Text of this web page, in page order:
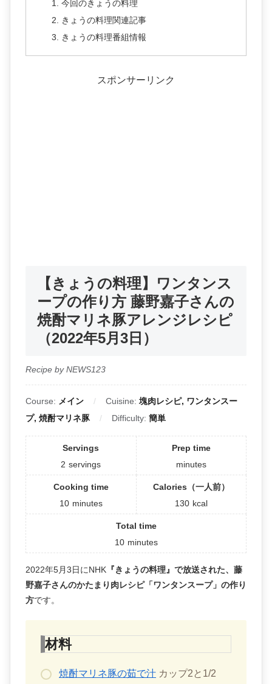
今回のきょうの料理
きょうの料理関連記事
きょうの料理番組情報
スポンサーリンク
【きょうの料理】ワンタンス
ープの作り方 藤野嘉子さんの
焼酎マリネ豚アレンジレシピ
（2022年5月3日）
Recipe by NEWS123
Course: メイン Cuisine: 塊肉レシピ, ワンタンスー
プ, 焼酎マリネ豚
Difficulty: 簡単
Servings
2 servings
Prep time
minutes
Cooking time
10 minutes
Calories（一人前）
130 kcal
Total time
10 minutes
2022年5月3日にNHK 『きょうの料理』で放送された、藤
野嘉子さんのかたまり肉レシピ「ワンタンスープ」の作り
方です。
材料
焼酎マリネ豚の茹で汁 カップ2と1/2